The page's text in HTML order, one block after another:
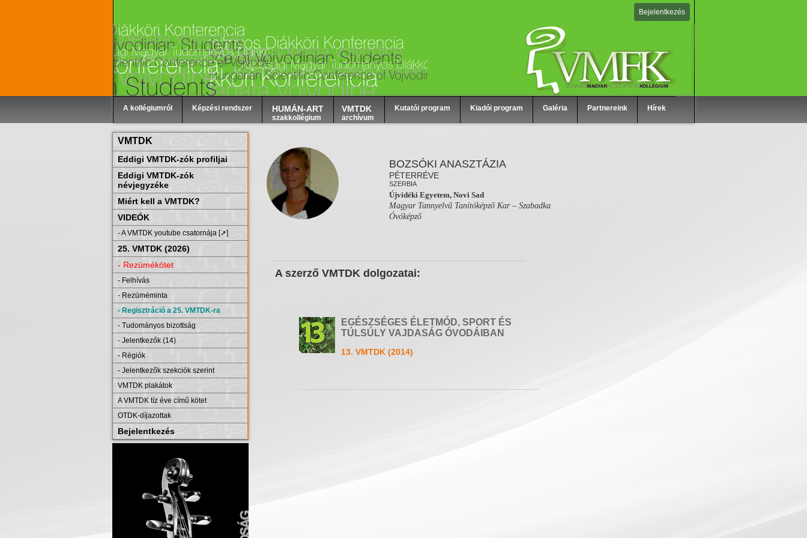
Bejelentkezés
A kollégiumról Képzési rendszer HUMÁN-ART
szakkollégium
VMTDK
archívum
Kutatói program Kiadói program Galéria Partnereink Hírek
VMTDK
Eddigi VMTDK-zók profiljai
Eddigi VMTDK-zók
névjegyzéke
Miért kell a VMTDK?
VIDEÓK
- A VMTDK youtube csatornája [➚]
25. VMTDK (2026)
- Rezümékötet
- Felhívás
- Rezüméminta
- Regisztráció a 25. VMTDK-ra
- Tudományos bizottság
- Jelentkezők (14)
- Régiók
- Jelentkezők szekciók szerint
VMTDK plakátok
A VMTDK tíz éve című kötet
OTDK-díjazottak
Bejelentkezés
BOZSÓKI ANASZTÁZIA
PÉTERRÉVE
SZERBIA
Újvidéki Egyetem, Novi Sad
Magyar Tannyelvű Tanítóképző Kar – Szabadka
Óvóképző
A szerző VMTDK dolgozatai:
EGÉSZSÉGES ÉLETMÓD, SPORT ÉS
TÚLSÚLY VAJDASÁG ÓVODÁIBAN
13. VMTDK (2014)